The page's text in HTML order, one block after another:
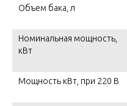
Объем бака, л
Номинальная мощность,
кВт
Мощность кВт, при 220 В